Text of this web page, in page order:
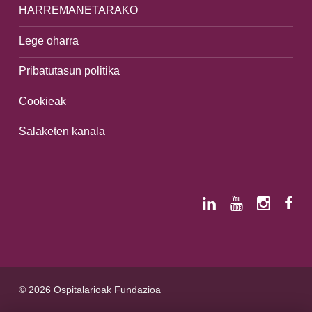
HARREMANETARAKO
Lege oharra
Pribatutasun politika
Cookieak
Salaketen kanala
© 2026 Ospitalarioak Fundazioa